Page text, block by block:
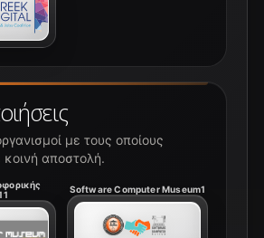
με τους οποίους
κοινή αποστολή.
Software Computer Museum1